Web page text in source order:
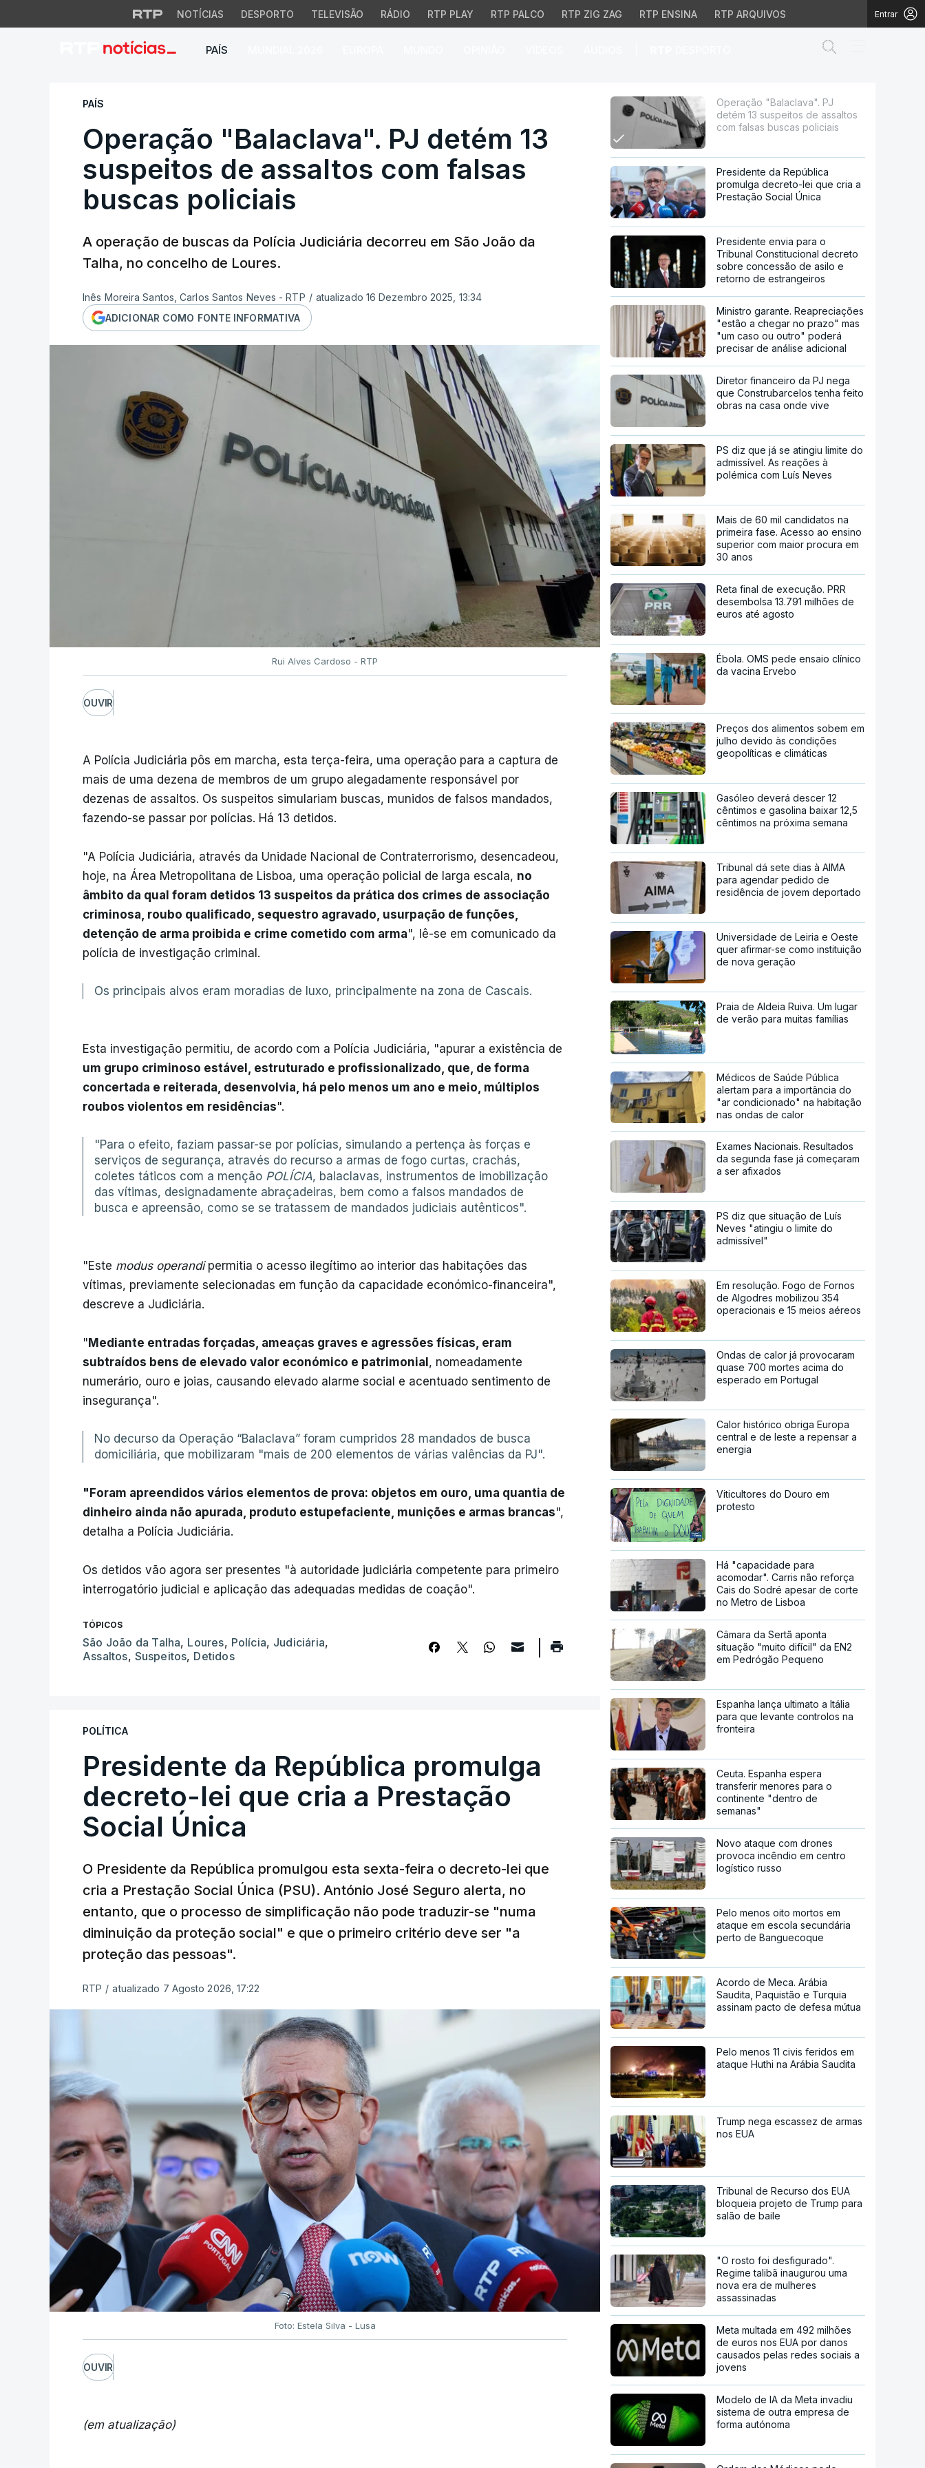
NOTÍCIAS DESPORTO TELEVISÃO RÁDIO RTP PLAY RTP PALCO RTP ZIG ZAG RTP ENSINA RTP ARQUIVOS Entrar
PAÍS
Operação "Balaclava". PJ detém 13 suspeitos de assaltos com
PAÍS
Operação "Balaclava". PJ detém 13
suspeitos de assaltos com falsas
buscas policiais
A operação de buscas da Polícia Judiciária decorreu em São João da
Talha, no concelho de Loures.
Inês Moreira Santos, Carlos Santos Neves - RTP / atualizado 16 Dezembro 2025, 13:34
ADICIONAR COMO FONTE INFORMATIVA
Rui Alves Cardoso - RTP
OUVIR
A Polícia Judiciária pôs em marcha, esta terça-feira, uma operação para a captura de
mais de uma dezena de membros de um grupo alegadamente responsável por
dezenas de assaltos. Os suspeitos simulariam buscas, munidos de falsos mandados,
fazendo-se passar por polícias. Há 13 detidos.
"A Polícia Judiciária, através da Unidade Nacional de Contraterrorismo, desencadeou,
hoje, na Área Metropolitana de Lisboa, uma operação policial de larga escala, no
âmbito da qual foram detidos 13 suspeitos da prática dos crimes de associação
criminosa, roubo qualificado, sequestro agravado, usurpação de funções,
detenção de arma proibida e crime cometido com arma", lê-se em comunicado da
polícia de investigação criminal.
Os principais alvos eram moradias de luxo, principalmente na zona de Cascais.
Esta investigação permitiu, de acordo com a Polícia Judiciária, "apurar a existência de
um grupo criminoso estável, estruturado e profissionalizado, que, de forma
concertada e reiterada, desenvolvia, há pelo menos um ano e meio, múltiplos
roubos violentos em residências".
"Para o efeito, faziam passar-se por polícias, simulando a pertença às forças e
serviços de segurança, através do recurso a armas de fogo curtas, crachás,
coletes táticos com a menção POLÍCIA, balaclavas, instrumentos de imobilização
das vítimas, designadamente abraçadeiras, bem como a falsos mandados de
busca e apreensão, como se se tratassem de mandados judiciais autênticos".
"Este modus operandipermitia o acesso ilegítimo ao interior das habitações das
vítimas, previamente selecionadas em função da capacidade económico-financeira",
descreve a Judiciária.
" Mediante entradas forçadas, ameaças graves e agressões físicas, eram
subtraídos bens de elevado valor económico e patrimonial , nomeadamente
numerário, ouro e joias, causando elevado alarme social e acentuado sentimento de
insegurança".
No decurso da Operação “Balaclava” foram cumpridos 28 mandados de busca
domiciliária, que mobilizaram "mais de 200 elementos de várias valências da PJ".
"Foram apreendidos vários elementos de prova: objetos em ouro, uma quantia de
dinheiro ainda não apurada, produto estupefaciente, munições e armas brancas",
detalha a Polícia Judiciária.
Os detidos vão agora ser presentes "à autoridade judiciária competente para primeiro
interrogatório judicial e aplicação das adequadas medidas de coação".
TÓPICOS
São João da Talha, Loures, Polícia, Judiciária,
Assaltos, Suspeitos, Detidos
POLÍTICA
Presidente da República promulga
decreto-lei que cria a Prestação
Social Única
O Presidente da República promulgou esta sexta-feira o decreto-lei que
cria a Prestação Social Única (PSU). António José Seguro alerta, no
entanto, que o processo de simplificação não pode traduzir-se "numa
diminuição da proteção social" e que o primeiro critério deve ser "a
proteção das pessoas".
RTP / atualizado 7 Agosto 2026, 17:22
Foto: Estela Silva - Lusa
OUVIR
(em atualização)
Operação "Balaclava". PJ
detém 13 suspeitos de assaltos
com falsas buscas policiais
Presidente da República
promulga decreto-lei que cria a
Prestação Social Única
Presidente envia para o
Tribunal Constitucional decreto
sobre concessão de asilo e
retorno de estrangeiros
Ministro garante. Reapreciações
"estão a chegar no prazo" mas
"um caso ou outro" poderá
precisar de análise adicional
Diretor financeiro da PJ nega
que Construbarcelos tenha feito
obras na casa onde vive
PS diz que já se atingiu limite do
admissível. As reações à
polémica com Luís Neves
Mais de 60 mil candidatos na
primeira fase. Acesso ao ensino
superior com maior procura em
30 anos
Reta final de execução. PRR
desembolsa 13.791 milhões de
euros até agosto
Ébola. OMS pede ensaio clínico
da vacina Ervebo
Preços dos alimentos sobem em
julho devido às condições
geopolíticas e climáticas
Gasóleo deverá descer 12
cêntimos e gasolina baixar 12,5
cêntimos na próxima semana
Tribunal dá sete dias à AIMA
para agendar pedido de
residência de jovem deportado
Universidade de Leiria e Oeste
quer afirmar-se como instituição
de nova geração
Praia de Aldeia Ruiva. Um lugar
de verão para muitas famílias
Médicos de Saúde Pública
alertam para a importância do
"ar condicionado" na habitação
nas ondas de calor
Exames Nacionais. Resultados
da segunda fase já começaram
a ser afixados
PS diz que situação de Luís
Neves "atingiu o limite do
admissível"
Em resolução. Fogo de Fornos
de Algodres mobilizou 354
operacionais e 15 meios aéreos
Ondas de calor já provocaram
quase 700 mortes acima do
esperado em Portugal
Calor histórico obriga Europa
central e de leste a repensar a
energia
Viticultores do Douro em
protesto
Há "capacidade para
acomodar". Carris não reforça
Cais do Sodré apesar de corte
no Metro de Lisboa
Câmara da Sertã aponta
situação "muito difícil" da EN2
em Pedrógão Pequeno
Espanha lança ultimato a Itália
para que levante controlos na
fronteira
Ceuta. Espanha espera
transferir menores para o
continente "dentro de
semanas"
Novo ataque com drones
provoca incêndio em centro
logístico russo
Pelo menos oito mortos em
ataque em escola secundária
perto de Banguecoque
Acordo de Meca. Arábia
Saudita, Paquistão e Turquia
assinam pacto de defesa mútua
Pelo menos 11 civis feridos em
ataque Huthi na Arábia Saudita
Trump nega escassez de armas
nos EUA
Tribunal de Recurso dos EUA
bloqueia projeto de Trump para
salão de baile
"O rosto foi desfigurado".
Regime talibã inaugurou uma
nova era de mulheres
assassinadas
Meta multada em 492 milhões
de euros nos EUA por danos
causados pelas redes sociais a
jovens
Modelo de IA da Meta invadiu
sistema de outra empresa de
forma autónoma